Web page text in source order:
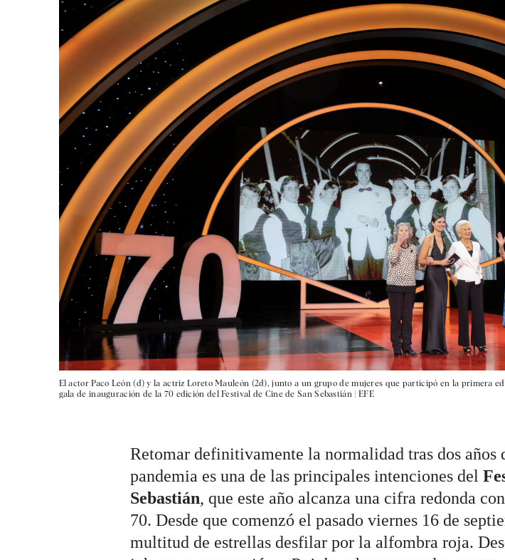
El actor Paco León (d) y la actriz Loreto Mauleón (2d), junto a un grupo de mujeres que participó en la primera
gala de inauguración de la 70 edición del Festival de Cine de San Sebastián | EFE
Retomar definitivamente la normalidad tras dos años
pandemia es una de las principales intenciones del
Sebastián, que este año alcanza una cifra redonda
70. Desde que comenzó el pasado viernes 16 de
multitud de estrellas desfilar por la alfombra roja.